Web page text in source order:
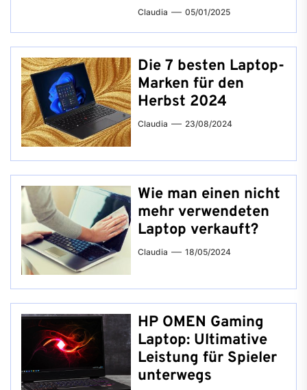
Claudia 05/01/2025
Die 7 besten Laptop-
Marken für den
Herbst 2024
Claudia 23/08/2024
Wie man einen nicht
mehr verwendeten
Laptop verkauft?
Claudia 18/05/2024
HP OMEN Gaming
Laptop: Ultimative
Leistung für Spieler
unterwegs